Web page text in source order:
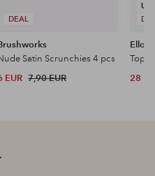
DEAL
Satin Scrunchies 4 pcs
EUR 7,90 EUR
Ellos
Top
28